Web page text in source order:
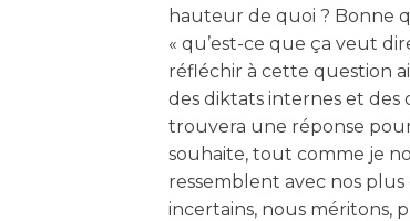
hauteur de quoi ? Bonne
« qu’est-ce que ça veut
réfléchir à cette question
des diktats internes et des
trouvera une réponse
souhaite, tout comme je
ressemblent avec nos
incertains, nous méritons,